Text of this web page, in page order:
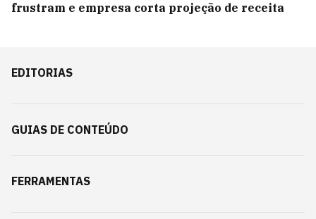
frustram e empresa corta projeção de receita
EDITORIAS
GUIAS DE CONTEÚDO
FERRAMENTAS